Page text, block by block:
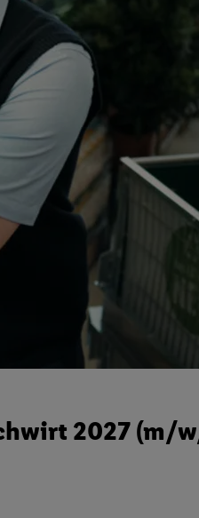
2027 (m/